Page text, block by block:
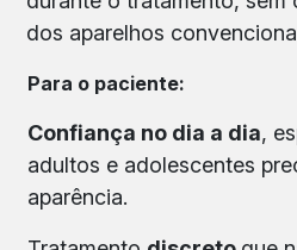
dos aparelhos
Para o paciente:
Confiança no dia a dia,
adultos e adolescentes
aparência.